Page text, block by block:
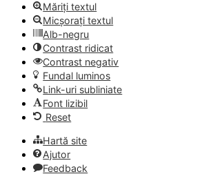
Măriți textul
Micșorați textul
Alb-negru
Contrast ridicat
Contrast negativ
Fundal luminos
Link-uri subliniate
Font lizibil
Reset
Hartă site
Ajutor
Feedback